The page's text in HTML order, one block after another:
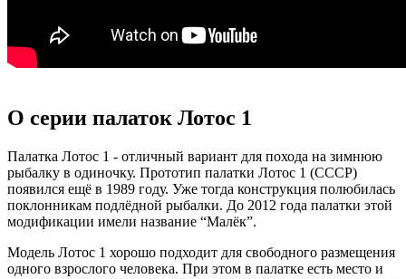
О серии палаток Лотос 1
Палатка Лотос 1 - отличный вариант для похода на зимнюю
рыбалку в одиночку. Прототип палатки Лотос 1 (СССР)
появился ещё в 1989 году. Уже тогда конструкция полюбилась
поклонникам подлёдной рыбалки. До 2012 года палатки этой
модификации имели название “Малёк”.
Модель Лотос 1 хорошо подходит для свободного размещения
одного взрослого человека. При этом в палатке есть место и